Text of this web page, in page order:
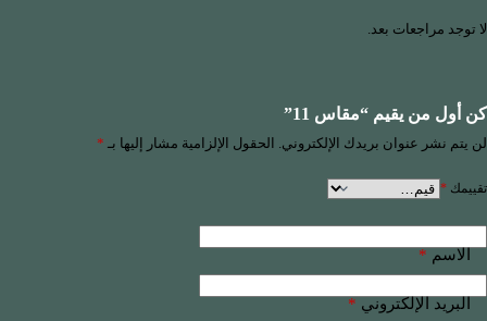
لا توجد مراجعات بعد.
كن أول من يقيم “مقاس 11”
لن يتم نشر عنوان بريدك الإلكتروني. الحقول الإلزامية مشار إليها بـ *
تقييمك *
الاسم *
البريد الإلكتروني *